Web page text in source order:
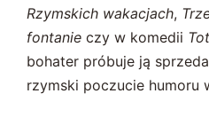
Rzymskich wakacjach,
fontanie czy w komedii
bohater próbuje ją
rzymski poczucie humoru